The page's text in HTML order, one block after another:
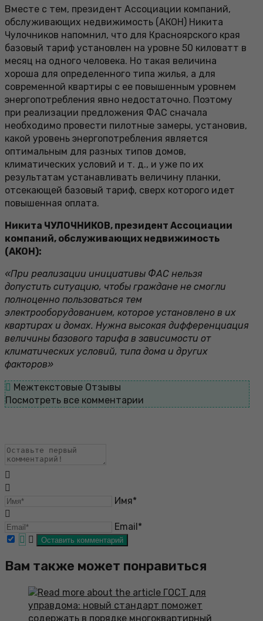
Вместе с тем, президент Ассоциации компаний,
обслуживающих недвижимость (АКОН) Никита
Чулочников напомнил, что для Красноярского края
базовый тариф установлен на уровне 50 киловатт в
месяц на одного человека. Но такая величина
хороша для определенного типа жилья, а для
современной квартиры с ее повышенным уровнем
энергопотребления явно недостаточно. Поэтому
при реализации предложения ФАС сначала
необходимо провести пилотные замеры, установив,
какой уровень энергопотребления является
оптимальным для разных типов домов,
климатических условий и т. д., и уже по их
результатам устанавливать величину планки,
отсекающей базовый тариф, сверх которого идет
повышенная оплата.
Никита ЧУЛОЧНИКОВ, президент Ассоциации
компаний, обслуживающих недвижимость
(АКОН):
«При реализации инициативы ФАС нельзя
допустить ситуацию, чтобы граждане не смогли
полноценно пользоваться тем
электрооборудованием, которое установлено в их
квартирах и домах. Нужна высокая дифференциация
величины базового тарифа в зависимости от
климатических условий, типа дома и других
факторов»
Межтекстовые Отзывы
Посмотреть все комментарии
Имя*
Email*
Вам также может понравиться